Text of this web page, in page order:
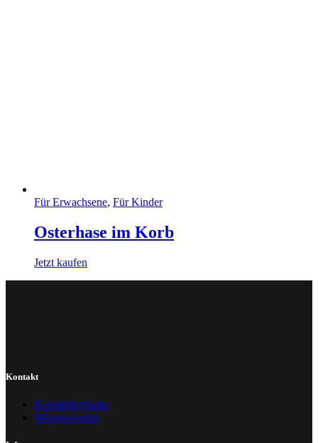
Für Erwachsene, Für Kinder
Osterhase im Korb
Jetzt kaufen
Info
Impressum
Datenschutz